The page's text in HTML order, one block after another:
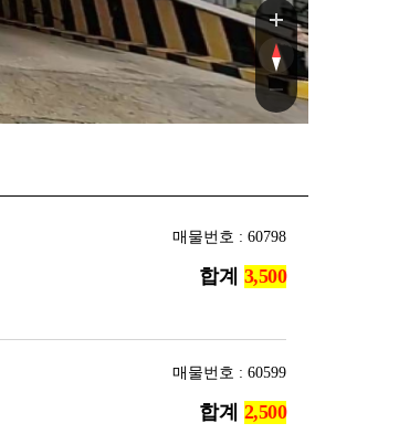
매물번호 : 60798
합계
매물번호 : 60599
합계